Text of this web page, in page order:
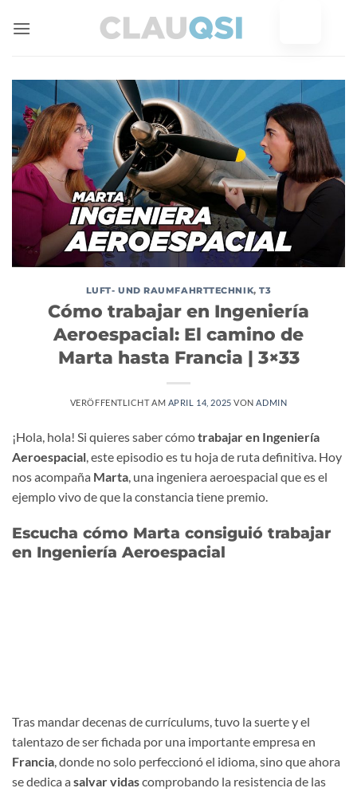
Inhalt
LUFT- UND RAUMFAHRTTECHNIK,T3
Cómo trabajar en Ingeniería
Aeroespacial: El camino de
Marta hasta Francia | 3×33
VERÖFFENTLICHT AM APRIL 14, 2025 VONADMIN
¡Hola, hola! Si quieres saber cómotrabajar en Ingeniería
Aeroespacial , este episodio es tu hoja de ruta definitiva. Hoy
nos acompaña Marta , una ingeniera aeroespacial que es el
ejemplo vivo de que la constancia tiene premio.
Escucha cómo Marta consiguió trabajar
en Ingeniería Aeroespacial
Tras mandar decenas de currículums, tuvo la suerte y el
talentazo de ser fichada por una importante empresa en
Francia, donde no solo perfeccionó el idioma, sino que ahora
se dedica a salvar vidascomprobando la resistencia de las